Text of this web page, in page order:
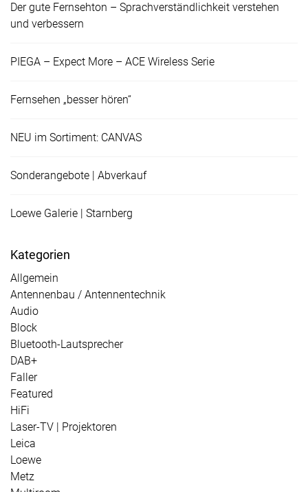
Der gute Fernsehton – Sprachverständlichkeit verstehen
und verbessern
PIEGA – Expect More – ACE Wireless Serie
Fernsehen „besser hören“
NEU im Sortiment: CANVAS
Sonderangebote | Abverkauf
Loewe Galerie | Starnberg
Kategorien
Allgemein
Antennenbau / Antennentechnik
Audio
Block
Bluetooth-Lautsprecher
DAB+
Faller
Featured
HiFi
Laser-TV | Projektoren
Leica
Loewe
Metz